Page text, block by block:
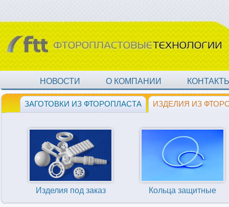
НОВОСТИ О КОМПАНИИ
ЗАГОТОВКИ ИЗ ФТОРОПЛАСТА ИЗДЕЛИЯ ИЗ
Изделия под заказ Кольца защитные